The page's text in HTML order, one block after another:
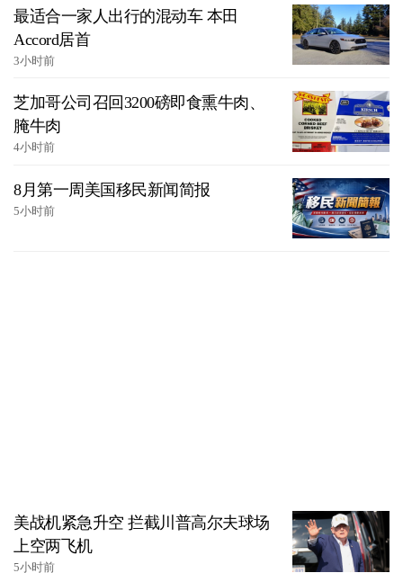
最适合一家人出行的混动车 本田
Accord居首
3小时前
芝加哥公司召回3200磅即食熏牛肉、
腌牛肉
4小时前
8月第一周美国移民新闻简报
5小时前
美战机紧急升空 拦截川普高尔夫球场
上空两飞机
5小时前